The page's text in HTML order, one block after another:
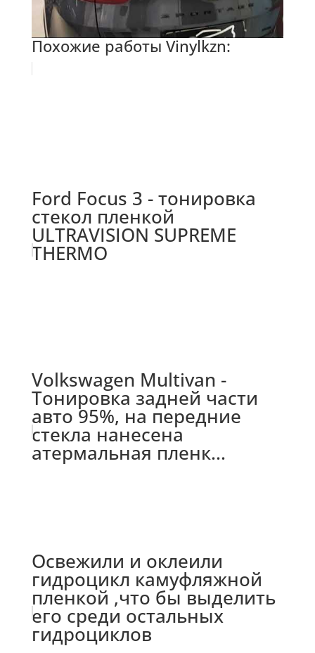
Похожие работы Vinylkzn:
Ford Focus 3 - тонировка
стекол пленкой
ULTRAVISION SUPREME
THERMO
Volkswagen Multivan -
Тонировка задней части
авто 95%, на передние
стекла нанесена
атермальная пленк...
Освежили и оклеили
гидроцикл камуфляжной
пленкой ,что бы выделить
его среди остальных
гидроциклов